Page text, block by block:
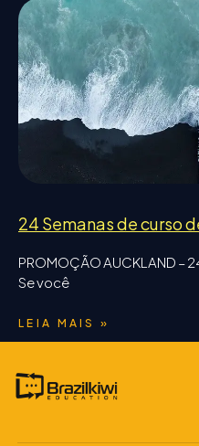
24 Semanas de curso
PROMOÇÃO AUCKLAND –
Se você
LEIA MAIS »